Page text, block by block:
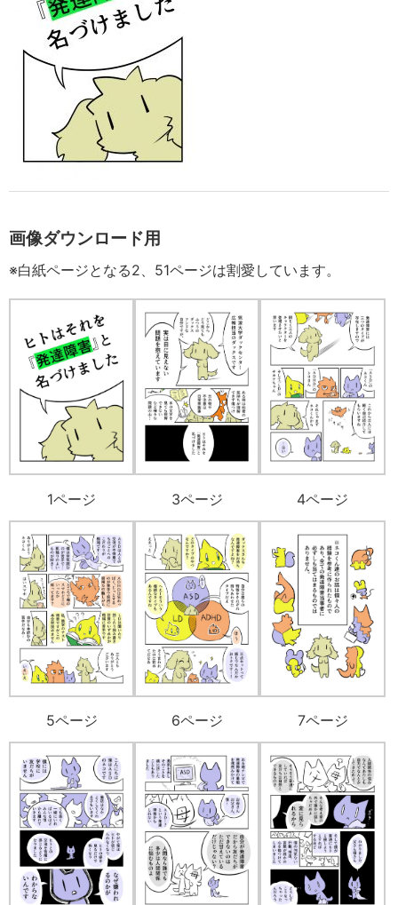
画像ダウンロード用
※白紙ページとなる2、51ページは割愛しています。
1ページ 3ページ 4ページ
5ページ 6ページ 7ページ